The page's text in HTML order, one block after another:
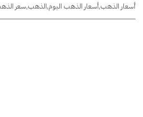
أسعار الذهب,أسعار الذهب اليوم,الذهب,سعر